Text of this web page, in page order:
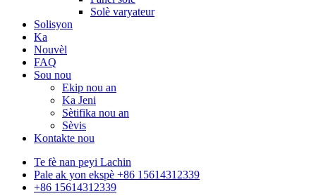
Solè varyateur
Solisyon
Ka
Nouvèl
FAQ
Sou nou
Ekip nou an
Ka Jeni
Sètifika nou an
Sèvis
Kontakte nou
Te fè nan peyi Lachin
Pale ak yon ekspè +86 15614312339
+86 15614312339